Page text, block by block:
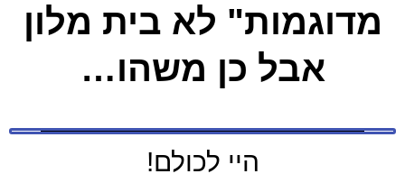
מדוגמות" לא בית מלון
אבל כן משהו…
היי לכולם!